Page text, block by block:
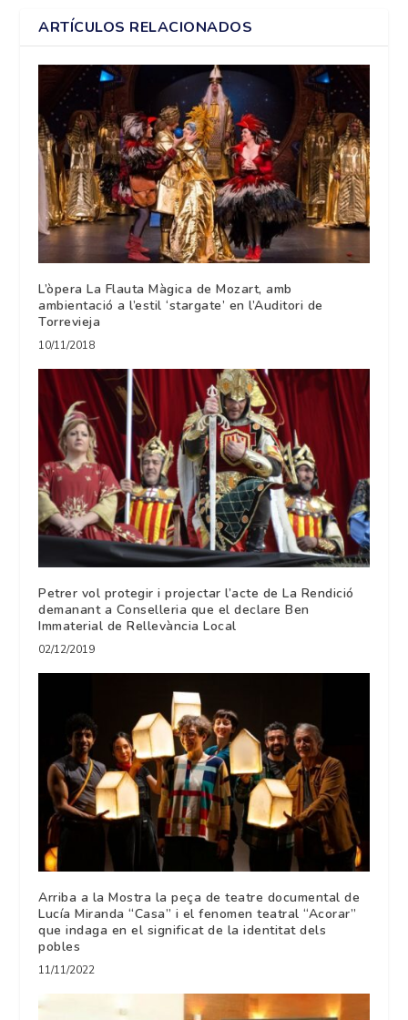
ARTÍCULOS RELACIONADOS
L’òpera La Flauta Màgica de Mozart, amb
ambientació a l’estil ‘stargate’ en l’Auditori de
Torrevieja
10/11/2018
Petrer vol protegir i projectar l’acte de La Rendició
demanant a Conselleria que el declare Ben
Immaterial de Rellevància Local
02/12/2019
Arriba a la Mostra la peça de teatre documental de
Lucía Miranda “Casa” i el fenomen teatral “Acorar”
que indaga en el significat de la identitat dels
pobles
11/11/2022